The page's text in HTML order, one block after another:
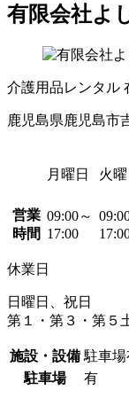
有限会社よ
介護用品レンタル
鹿児島県鹿児島市
月曜日 火曜
営業
時間
09:00～
17:00
休業日
日曜日、祝日
第１・第３・第５
施設・設備 駐車場
駐車場
有